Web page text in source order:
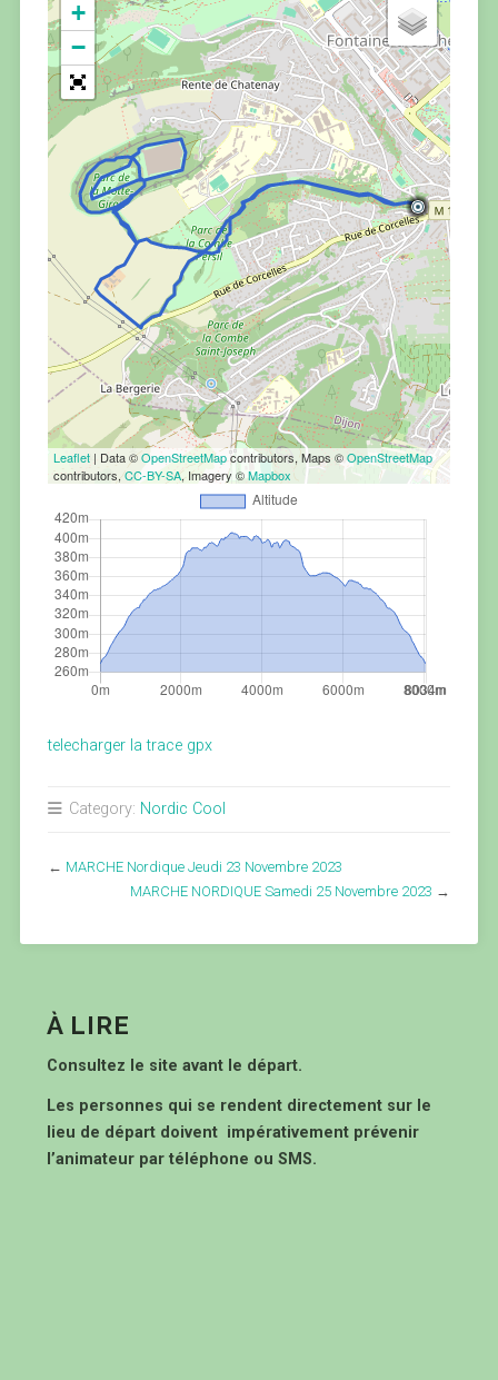
+
−
Leaflet| Data ©OpenStreetMapcontributors, Maps ©OpenStreetMap
contributors,CC-BY-SA, Imagery ©Mapbox
telecharger la trace gpx
Category: Nordic Cool
← MARCHE Nordique Jeudi 23 Novembre 2023
MARCHE NORDIQUE Samedi 25 Novembre 2023 →
À LIRE
Consultez le site avant le départ.
Les personnes qui se rendent directement sur le
lieu de départ doivent impérativement prévenir
l’animateur par téléphone ou SMS.